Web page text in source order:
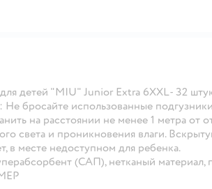
детей "MIU" Junior Extra 6XXL- 32
использованные подгузники
на расстоянии не менее 1 метра от
света и проникновения влаги.
в месте недоступном для ребенка.
(САП), нетканый материал,